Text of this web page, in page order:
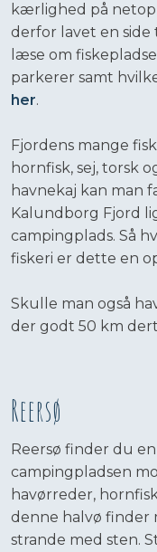
kærlighed på
derfor lavet en side
læse om
parkerer samt
her.
Fjordens mange
hornfisk, sej, torsk
havnekaj kan man
Kalundborg Fjord
campingplads. Så
fiskeri er dette en
Skulle man også
der godt 50 km
Reersø
Reersø finder du
campingpladsen
havørreder,
denne halvø finder
strande med sten.